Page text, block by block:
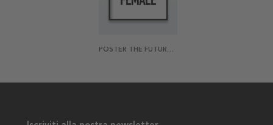
POSTER THE FUTURE IS FEMALE